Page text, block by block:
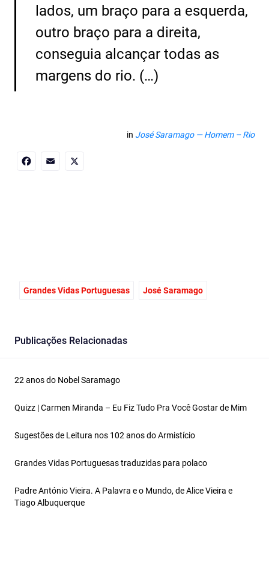
lados, um braço para a esquerda,
outro braço para a direita,
conseguia alcançar todas as
margens do rio. (…)
in José Saramago — Homem – Rio
Grandes Vidas Portuguesas José Saramago
Publicações Relacionadas
22 anos do Nobel Saramago
Quizz | Carmen Miranda – Eu Fiz Tudo Pra Você Gostar de Mim
Sugestões de Leitura nos 102 anos do Armistício
Grandes Vidas Portuguesas traduzidas para polaco
Padre António Vieira. A Palavra e o Mundo, de Alice Vieira e
Tiago Albuquerque